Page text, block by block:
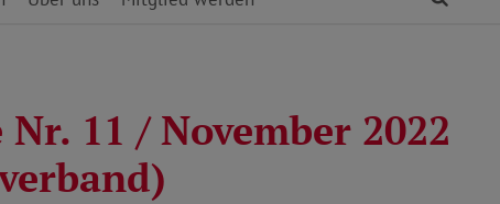
Nr. 11 / November 2022